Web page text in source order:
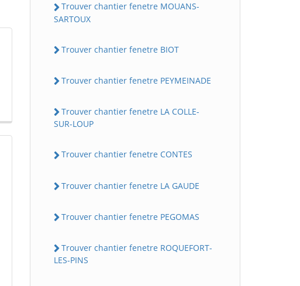
Trouver chantier fenetre MOUANS-
SARTOUX
Trouver chantier fenetre BIOT
Trouver chantier fenetre PEYMEINADE
Trouver chantier fenetre LA COLLE-
SUR-LOUP
Trouver chantier fenetre CONTES
Trouver chantier fenetre LA GAUDE
Trouver chantier fenetre PEGOMAS
Trouver chantier fenetre ROQUEFORT-
LES-PINS